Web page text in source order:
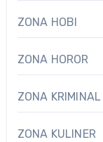
ZONA HOBI
ZONA HOROR
ZONA KRIMINAL
ZONA KULINER